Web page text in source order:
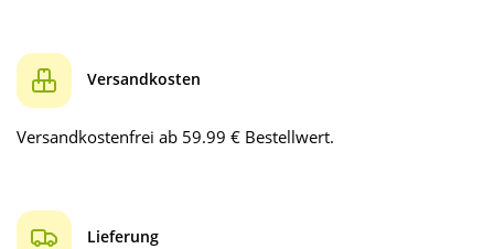
Versandkosten
Versandkostenfrei ab 59.99 € Bestellwert.
Lieferung